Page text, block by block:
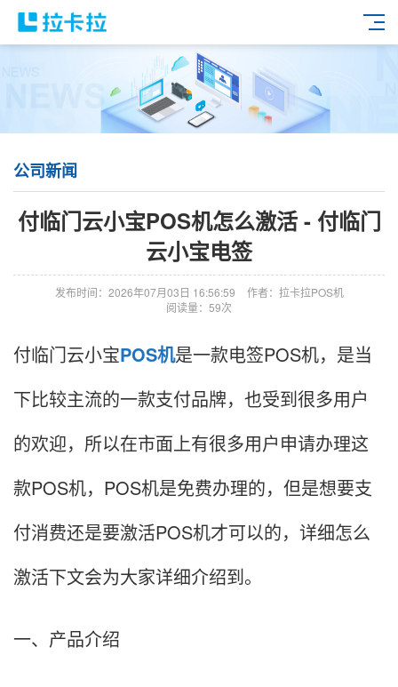
公司新闻
付临门云小宝POS机怎么激活 - 付临门
云小宝电签
发布时间：2026年07月03日 16:56:59
作者：拉卡拉POS机
阅读量：59次
付临门云小宝POS机是一款电签POS机，是当
下比较主流的一款支付品牌，也受到很多用户
的欢迎，所以在市面上有很多用户申请办理这
款POS机，POS机是免费办理的，但是想要支
付消费还是要激活POS机才可以的，详细怎么
激活下文会为大家详细介绍到。
一、产品介绍